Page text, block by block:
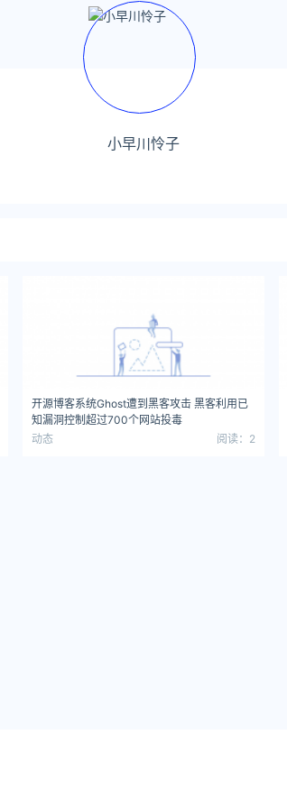
小早川怜子
开源博客系统Ghost遭到黑客攻击 黑客利用已
知漏洞控制超过700个网站投毒
动态
阅读：2